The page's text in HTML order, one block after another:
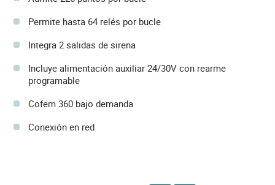
Permite hasta 64 relés por bucle
Integra 2 salidas de sirena
Incluye alimentación auxiliar 24/30V con rearme
programable
Cofem 360 bajo demanda
Conexión en red